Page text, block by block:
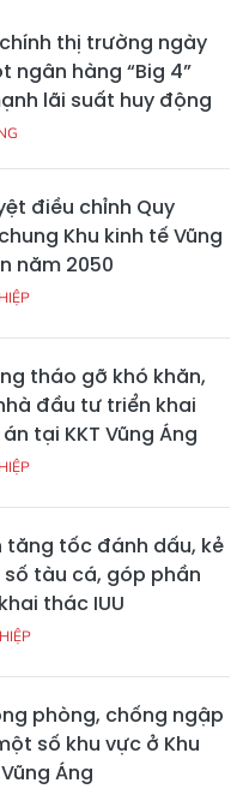
thị trường ngày
ngân hàng “Big 4”
lãi suất huy động
điều chỉnh Quy
Khu kinh tế Vũng
năm 2050
tháo gỡ khó khăn,
đầu tư triển khai
tại KKT Vũng Áng
tăng tốc đánh dấu, kẻ
số tàu cá, góp phần
thác IUU
phòng, chống ngập
số khu vực ở Khu
Áng